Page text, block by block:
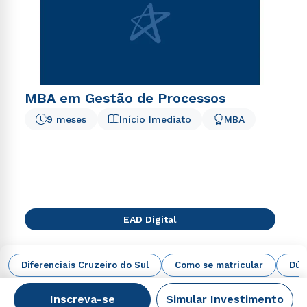
Diferenciais Cruzeiro do Sul Como se matricular
Inscreva-se Simular Investimento
MBA em Gestão de Processos
Início Imediato
9 meses MBA
EAD Digital